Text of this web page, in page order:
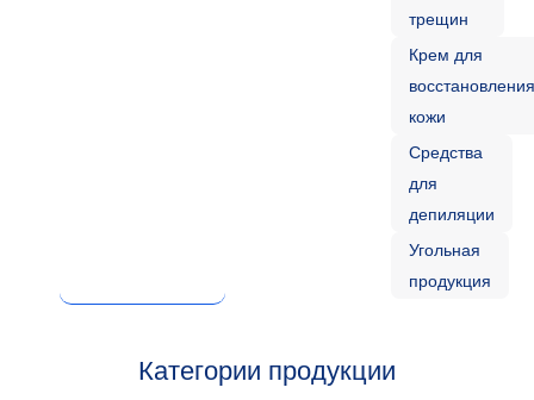
трещин
Крем для
кожи
Средства
для
депиляции
Угольная
продукция
Категории продукции